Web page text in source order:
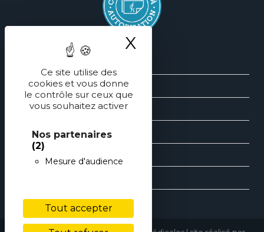
Ce site utilise des
cookies et vous donne
le contrôle sur ceux que
vous souhaitez activer
Nos partenaires
(2)
Mesure d'audience
Tout accepter
X
Sein
Face
Main